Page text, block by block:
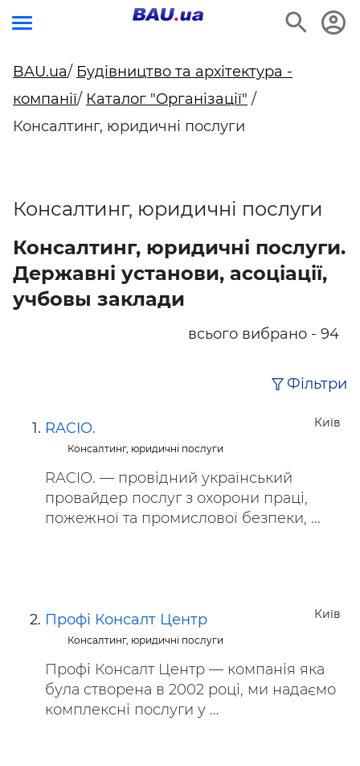
BAU.ua/ Будівництво та архітектура -
компанії/ Каталог "Організації" /
Консалтинг, юридичні послуги
Консалтинг, юридичні послуги
Консалтинг, юридичні послуги.
Державні установи, асоціації,
учбовы заклади
всього вибрано - 94
Фільтри
Київ
RACIO.
Консалтинг, юридичні послуги
RACIO. — провідний український
провайдер послуг з охорони праці,
пожежної та промислової безпеки, ...
Київ
Профі Консалт Центр
Консалтинг, юридичні послуги
Профі Консалт Центр — компанія яка
була створена в 2002 році, ми надаємо
комплексні послуги у ...